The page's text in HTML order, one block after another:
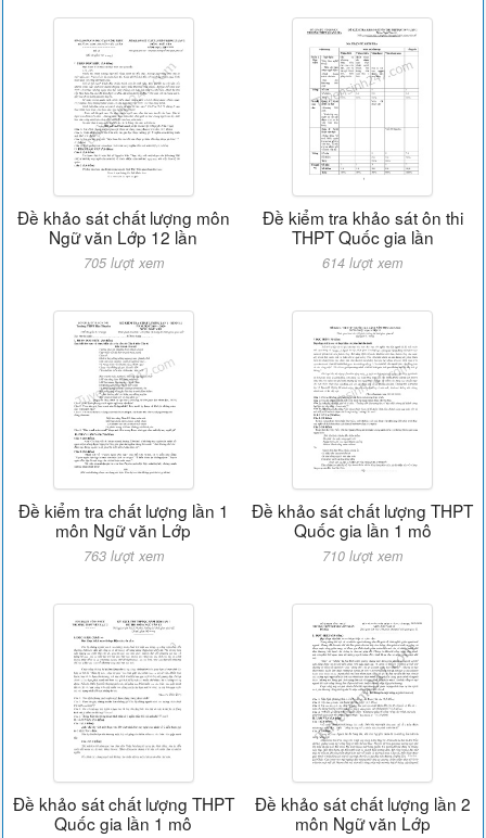
Đề khảo sát chất lượng môn
Ngữ văn Lớp 12 lần
705 lượt xem
Đề kiểm tra khảo sát ôn thi
THPT Quốc gia lần
614 lượt xem
Đề kiểm tra chất lượng lần 1
môn Ngữ văn Lớp
763 lượt xem
Đề khảo sát chất lượng THPT
Quốc gia lần 1 mô
710 lượt xem
Đề khảo sát chất lượng THPT
Quốc gia lần 1 mô
Đề khảo sát chất lượng lần 2
môn Ngữ văn Lớp